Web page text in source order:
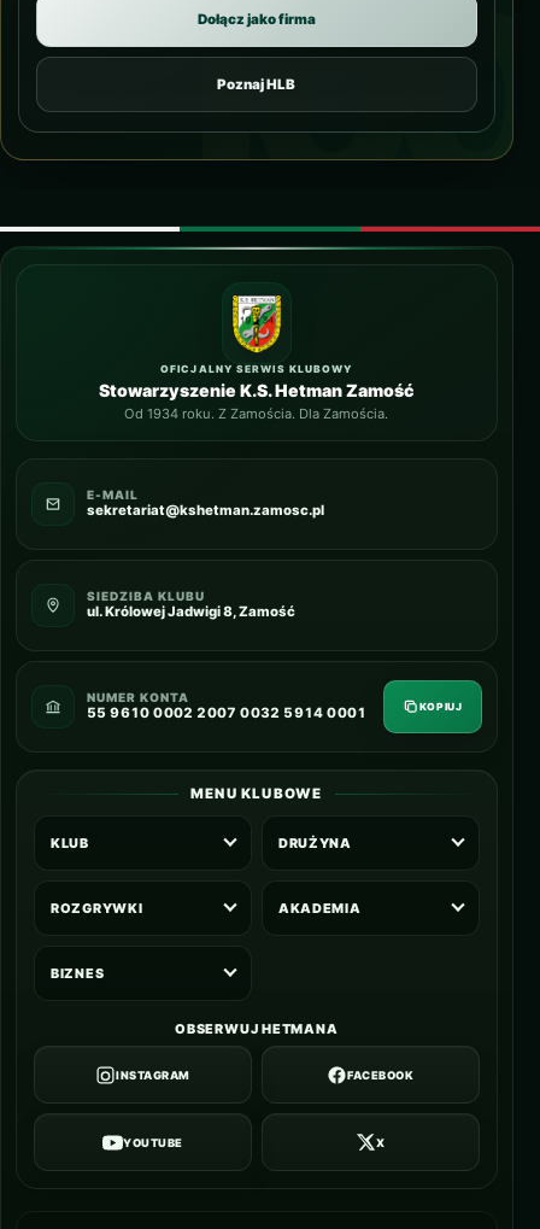
Dołącz jako firma
Poznaj HLB
OFICJALNY SERWIS KLUBOWY
Stowarzyszenie K.S. Hetman Zamość
Od 1934 roku. Z Zamościa. Dla Zamościa.
E-MAIL
sekretariat@kshetman.zamosc.pl
SIEDZIBA KLUBU
ul. Królowej Jadwigi 8, Zamość
NUMER KONTA
55 9610 0002 2007 0032 5914 0001 KOPIUJ
MENU KLUBOWE
KLUB DRUŻYNA
ROZGRYWKI AKADEMIA
BIZNES
OBSERWUJ HETMANA
INSTAGRAM FACEBOOK
YOUTUBE X